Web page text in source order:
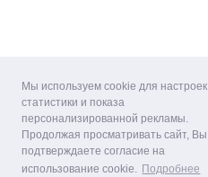
Мы используем cookie для настроек,
статистики и показа
персонализированной рекламы.
Продолжая просматривать сайт, Вы
подтверждаете согласие на
использование cookie. Подробнее